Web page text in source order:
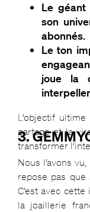
Le géant
son
abonnés.
Le ton
joue la
L’objectif
partage et la
transformer
3.
Nous l’avons
repose pas
C’est avec
la joaillerie